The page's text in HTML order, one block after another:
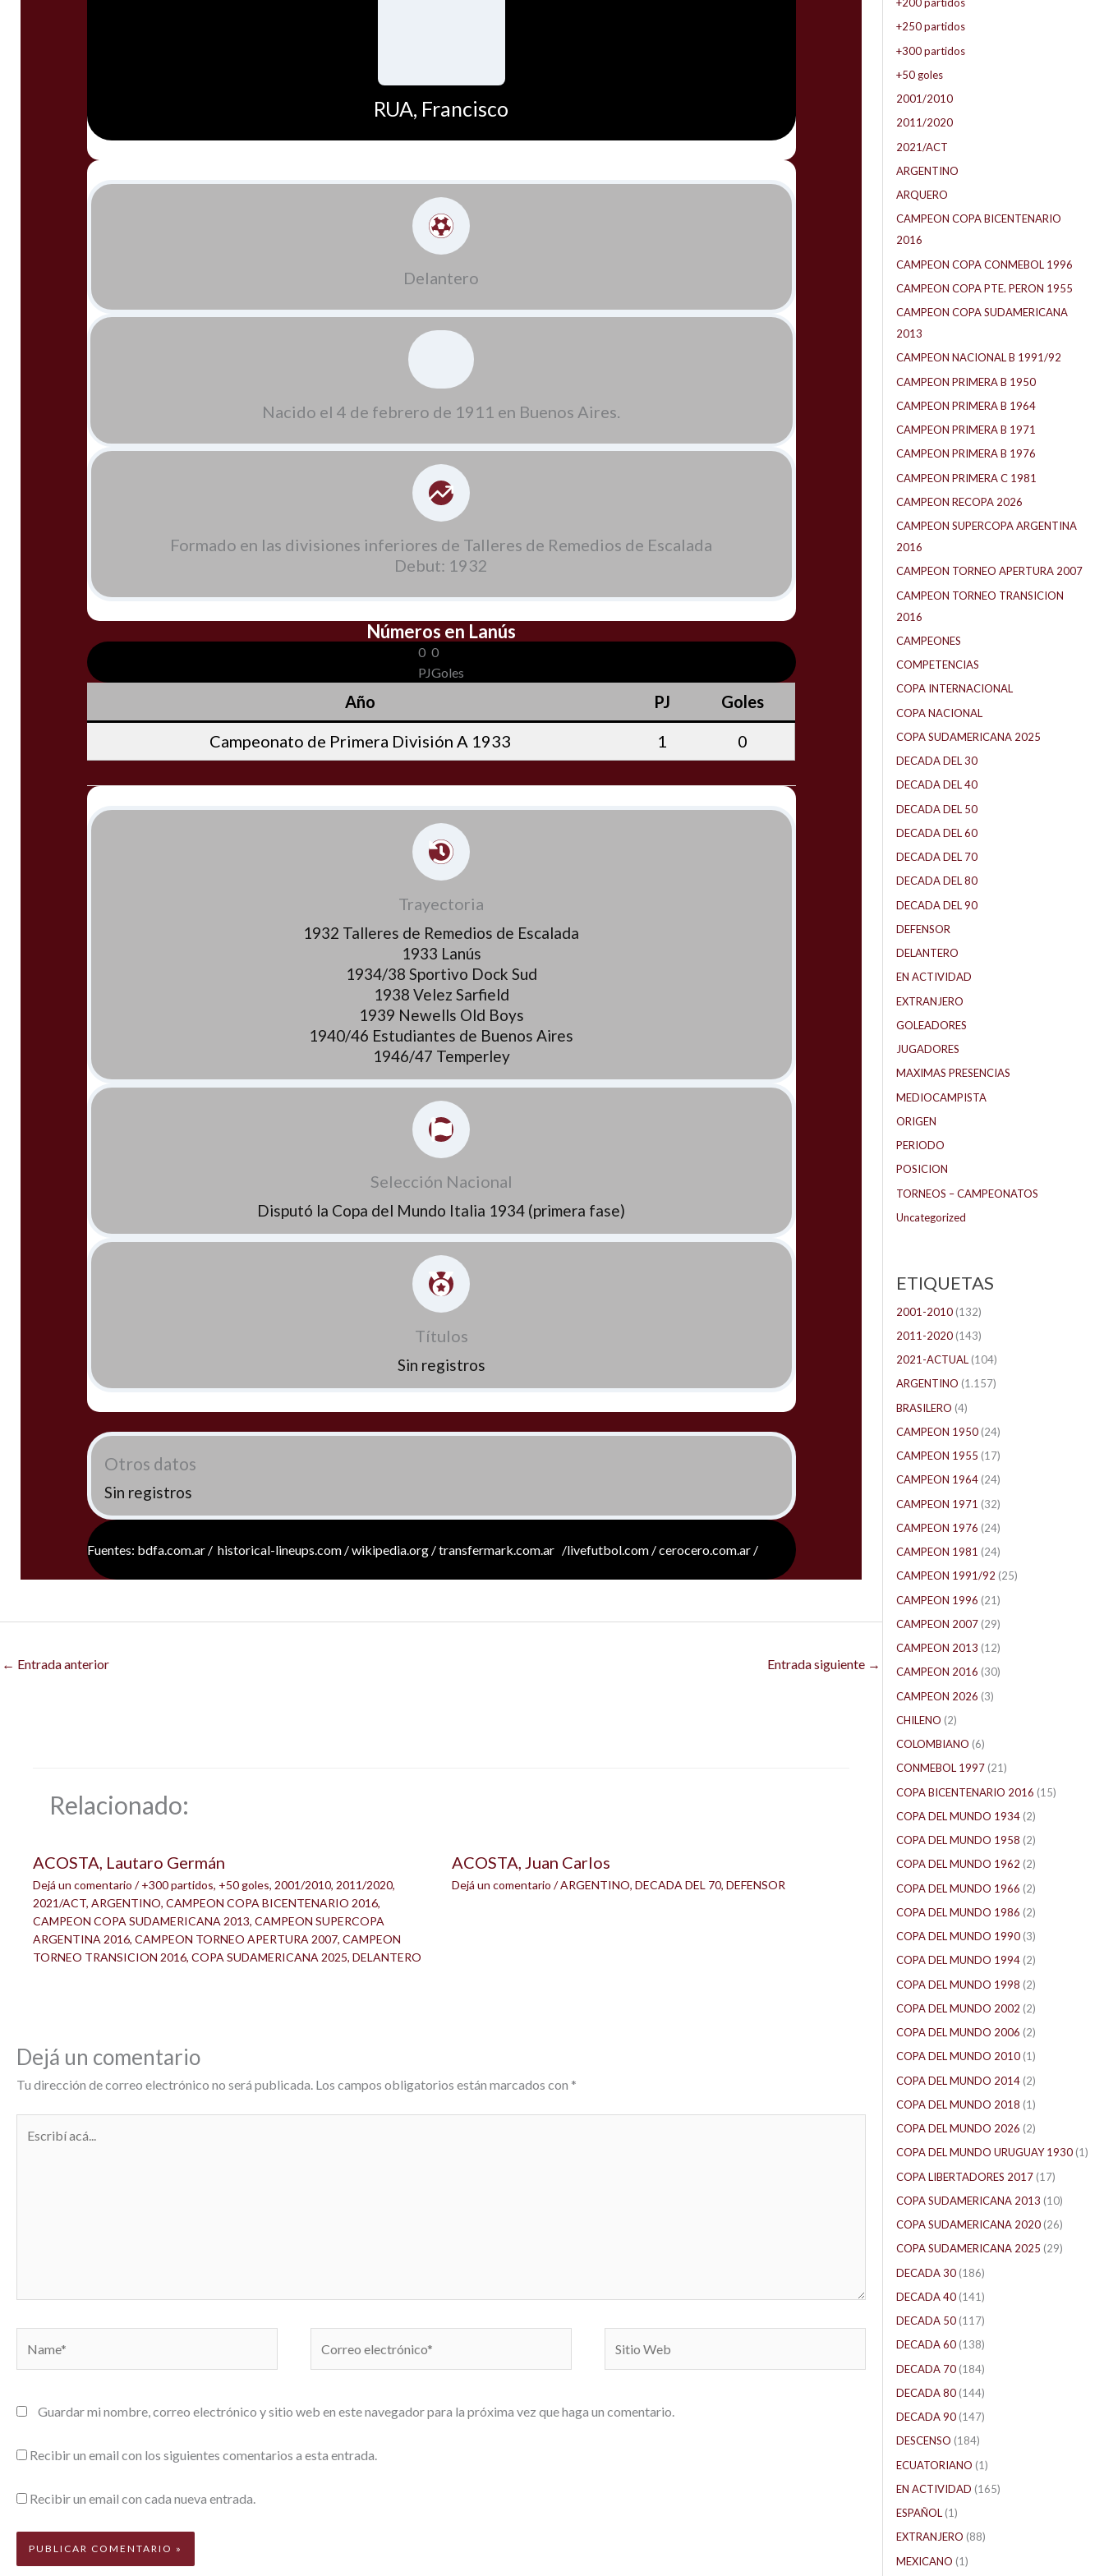
RUA, Francisco
Delantero
Nacido el 4 de febrero de 1911 en Buenos Aires.
Formado en las divisiones inferiores de Talleres de Remedios de Escalada
Debut: 1932
Números en Lanús
0
PJ
0
Goles
Año PJ
Goles
Campeonato de Primera División A 1933
1 0
Trayectoria
1932 Talleres de Remedios de Escalada
1933 Lanús
1934/38 Sportivo Dock Sud
1938 Velez Sarfield
1939 Newells Old Boys
1940/46 Estudiantes de Buenos Aires
1946/47 Temperley
Selección Nacional
Disputó la Copa del Mundo Italia 1934 (primera fase)
Títulos
Sin registros
Otros datos
Sin registros
Fuentes: bdfa.com.ar / historical-lineups.com / wikipedia.org / transfermark.com.ar /livefutbol.com / cerocero.com.ar /
← Entrada anterior Entrada siguiente →
Relacionado:
ACOSTA, Lautaro Germán
Dejá un comentario /+300 partidos, +50 goles, 2001/2010, 2011/2020,
2021/ACT, ARGENTINO, CAMPEON COPA BICENTENARIO 2016,
CAMPEON COPA SUDAMERICANA 2013, CAMPEON SUPERCOPA
ARGENTINA 2016, CAMPEON TORNEO APERTURA 2007, CAMPEON
TORNEO TRANSICION 2016, COPA SUDAMERICANA 2025, DELANTERO
ACOSTA, Juan Carlos
Dejá un comentario /ARGENTINO, DECADA DEL 70, DEFENSOR
Dejá un comentario
Tu dirección de correo electrónico no será publicada. Los campos obligatorios están marcados con *
acá...
electrónico*
Web
Guardar mi nombre, correo electrónico y sitio web en este navegador para la próxima vez que haga un comentario.
Recibir un email con los siguientes comentarios a esta entrada.
Recibir un email con cada nueva entrada.
+250 partidos
+300 partidos
+50 goles
2001/2010
2011/2020
2021/ACT
ARGENTINO
ARQUERO
CAMPEON COPA BICENTENARIO
2016
CAMPEON COPA CONMEBOL 1996
CAMPEON COPA PTE. PERON 1955
CAMPEON COPA SUDAMERICANA
2013
CAMPEON NACIONAL B 1991/92
CAMPEON PRIMERA B 1950
CAMPEON PRIMERA B 1964
CAMPEON PRIMERA B 1971
CAMPEON PRIMERA B 1976
CAMPEON PRIMERA C 1981
CAMPEON RECOPA 2026
CAMPEON SUPERCOPA ARGENTINA
2016
CAMPEON TORNEO APERTURA 2007
CAMPEON TORNEO TRANSICION
2016
CAMPEONES
COMPETENCIAS
COPA INTERNACIONAL
COPA NACIONAL
COPA SUDAMERICANA 2025
DECADA DEL 30
DECADA DEL 40
DECADA DEL 50
DECADA DEL 60
DECADA DEL 70
DECADA DEL 80
DECADA DEL 90
DEFENSOR
DELANTERO
EN ACTIVIDAD
EXTRANJERO
GOLEADORES
JUGADORES
MAXIMAS PRESENCIAS
MEDIOCAMPISTA
ORIGEN
PERIODO
POSICION
TORNEOS – CAMPEONATOS
Uncategorized
ETIQUETAS
2001-2010 (132)
2011-2020 (143)
2021-ACTUAL (104)
ARGENTINO (1.157)
BRASILERO (4)
CAMPEON 1950 (24)
CAMPEON 1955 (17)
CAMPEON 1964 (24)
CAMPEON 1971 (32)
CAMPEON 1976 (24)
CAMPEON 1981 (24)
CAMPEON 1991/92 (25)
CAMPEON 1996 (21)
CAMPEON 2007 (29)
CAMPEON 2013 (12)
CAMPEON 2016 (30)
CAMPEON 2026 (3)
CHILENO (2)
COLOMBIANO (6)
CONMEBOL 1997 (21)
COPA BICENTENARIO 2016 (15)
COPA DEL MUNDO 1934 (2)
COPA DEL MUNDO 1958 (2)
COPA DEL MUNDO 1962 (2)
COPA DEL MUNDO 1966 (2)
COPA DEL MUNDO 1986 (2)
COPA DEL MUNDO 1990 (3)
COPA DEL MUNDO 1994 (2)
COPA DEL MUNDO 1998 (2)
COPA DEL MUNDO 2002 (2)
COPA DEL MUNDO 2006 (2)
COPA DEL MUNDO 2010 (1)
COPA DEL MUNDO 2014 (2)
COPA DEL MUNDO 2018 (1)
COPA DEL MUNDO 2026 (2)
COPA DEL MUNDO URUGUAY 1930 (1)
COPA LIBERTADORES 2017 (17)
COPA SUDAMERICANA 2013 (10)
COPA SUDAMERICANA 2020 (26)
COPA SUDAMERICANA 2025 (29)
DECADA 30 (186)
DECADA 40 (141)
DECADA 50 (117)
DECADA 60 (138)
DECADA 70 (184)
DECADA 80 (144)
DECADA 90 (147)
DESCENSO (184)
ECUATORIANO (1)
EN ACTIVIDAD (165)
ESPAÑOL (1)
EXTRANJERO (88)
MEXICANO (1)